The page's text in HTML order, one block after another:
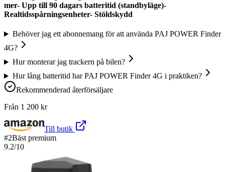
mer- Upp till 90 dagars batteritid (standbyläge)-
Realtidsspårningsenheter- Stöldskydd
Behöver jag ett abonnemang för att använda PAJ POWER Finder
4G?
Hur monterar jag trackern på bilen?
Hur lång batteritid har PAJ POWER Finder 4G i praktiken?
Rekommenderad återförsäljare
Från 1 200 kr
Till butik
#2Bäst premium
9.2/10